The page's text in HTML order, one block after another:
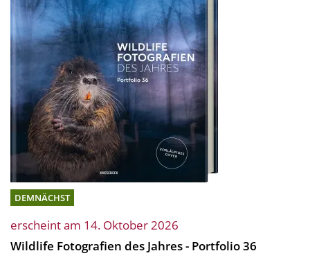
DEMNÄCHST
erscheint am 14. Oktober 2026
Wildlife Fotografien des Jahres - Portfolio 36